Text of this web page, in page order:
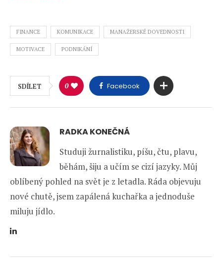
FINANCE KOMUNIKACE MANAŽERSKÉ DOVEDNOSTI
MOTIVACE PODNIKÁNÍ
SDÍLET 0 Facebook
RADKA KONEČNÁ
Studuji žurnalistiku, píšu, čtu, plavu,
běhám, šiju a učím se cizí jazyky. Můj
oblíbený pohled na svět je z letadla. Ráda objevuju
nové chutě, jsem zapálená kuchařka a jednoduše
miluju jídlo.